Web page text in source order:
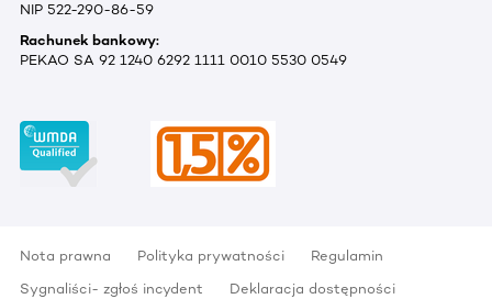
NIP 522-290-86-59
Rachunek bankowy:
PEKAO SA 92 1240 6292 1111 0010 5530 0549
Nota prawna Polityka prywatności
Regulamin
Sygnaliści- zgłoś incydent
Deklaracja dostępności